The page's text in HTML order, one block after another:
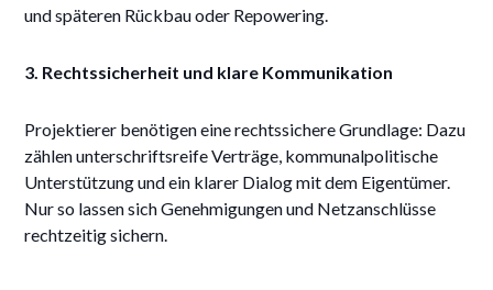
und späteren Rückbau oder Repowering.
3. Rechtssicherheit und klare Kommunikation
Projektierer benötigen eine rechtssichere Grundlage: Dazu
zählen unterschriftsreife Verträge, kommunalpolitische
Unterstützung und ein klarer Dialog mit dem Eigentümer.
Nur so lassen sich Genehmigungen und Netzanschlüsse
rechtzeitig sichern.